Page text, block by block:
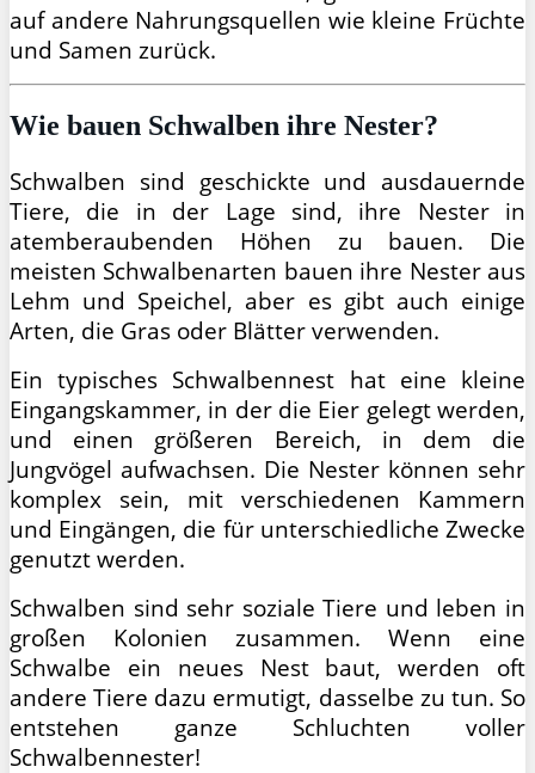
auf andere Nahrungsquellen wie kleine Früchte
und Samen zurück.
Wie bauen Schwalben ihre Nester?
Schwalben sind geschickte und ausdauernde
Tiere, die in der Lage sind, ihre Nester in
atemberaubenden Höhen zu bauen. Die
meisten Schwalbenarten bauen ihre Nester aus
Lehm und Speichel, aber es gibt auch einige
Arten, die Gras oder Blätter verwenden.
Ein typisches Schwalbennest hat eine kleine
Eingangskammer, in der die Eier gelegt werden,
und einen größeren Bereich, in dem die
Jungvögel aufwachsen. Die Nester können sehr
komplex sein, mit verschiedenen Kammern
und Eingängen, die für unterschiedliche Zwecke
genutzt werden.
Schwalben sind sehr soziale Tiere und leben in
großen Kolonien zusammen. Wenn eine
Schwalbe ein neues Nest baut, werden oft
andere Tiere dazu ermutigt, dasselbe zu tun. So
entstehen ganze Schluchten voller
Schwalbennester!